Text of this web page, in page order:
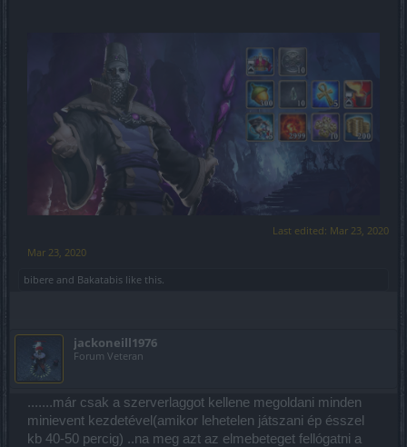
Last edited: Mar 23, 2020
Mar 23, 2020
bibere and Bakatabis like this.
jackoneill1976
Forum Veteran
.......már csak a szerverlaggot kellene megoldani minden
minievent kezdetével(amikor lehetelen játszani ép ésszel
kb 40-50 percig) ..na meg azt az elmebeteget fellógatni a